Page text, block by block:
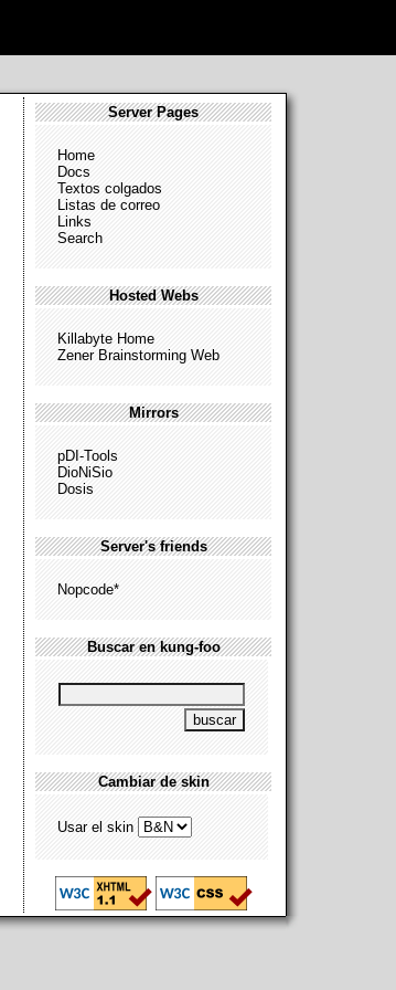
Server Pages
Home
Docs
Textos colgados
Listas de correo
Links
Search
Hosted Webs
Killabyte Home
Zener Brainstorming Web
Mirrors
pDI-Tools
DioNiSio
Dosis
Server's friends
Nopcode*
Buscar en kung-foo
Cambiar de skin
Usar el skin